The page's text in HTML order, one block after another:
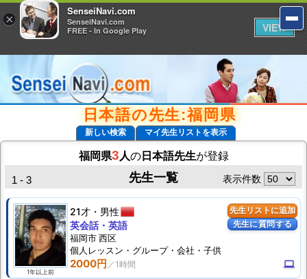
日本語の先生:福岡県
新しい検索 マイ先生リストを表示
福岡県3 人の日本語先生が登録
先生一覧
1 - 3 表示件数
先生リストに追加
先生に質問する
1年以上前
21才 男性
2000円 computer
英会話・英語
福岡市 西区
個人 レッスン ・グループ・会社・子供
×
SenseiNavi.com
SenseiNavi.com
FREE - In Google Play
VIEW
×
SenseiNavi.com
SenseiNavi.com
FREE - In Google Play
VIEW